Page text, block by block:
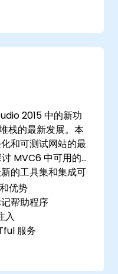
2015 中的新功
栈的最新发展。本
和可测试网站的最
MVC6 中可用的新
的工具集和集成可
优势
帮助程序
入
服务